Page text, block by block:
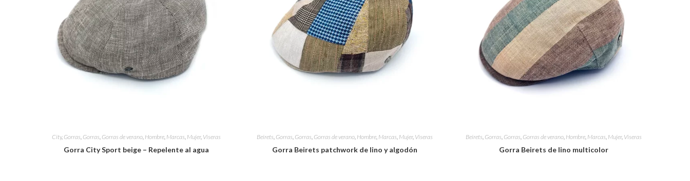
City, Gorras, Gorras, Gorras de verano, Hombre, Marcas, Mujer, Viseras
Gorra City Sport beige – Repelente al agua
Beirets, Gorras, Gorras, Gorras de verano, Hombre, Marcas, Mujer, Viseras
Gorra Beirets patchwork de lino y algodón
Beirets, Gorras, Gorras, Gorras de verano, Hombre, Marcas, Mujer, Viseras
Gorra Beirets de lino multicolor